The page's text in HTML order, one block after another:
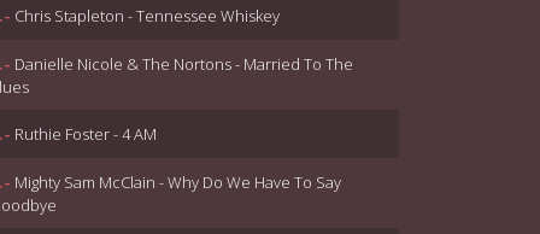
Chris Stapleton - Tennessee Whiskey
Danielle Nicole & The Nortons - Married To The
Ruthie Foster - 4 AM
Mighty Sam McClain - Why Do We Have To Say